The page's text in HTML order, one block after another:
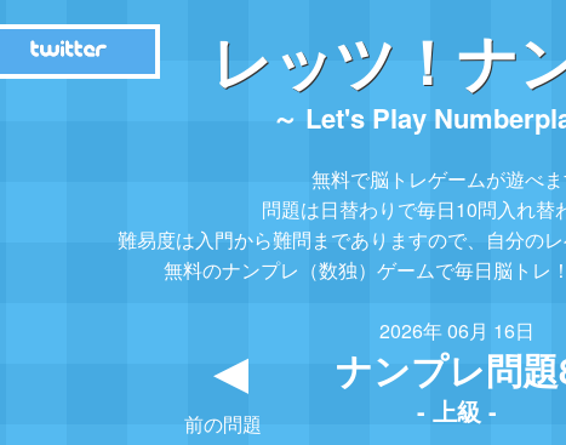
レッツ！ナ
～ Let's Play
無料で脳トレゲームが遊べま
問題は日替わりで毎日10問入れ替
難易度は入門から難問までありますので、 自分の
無料のナンプレ（数独）ゲームで毎日脳トレ！
2026年 06月 16日
ナンプレ問
- 上級 -
▲
前の問題